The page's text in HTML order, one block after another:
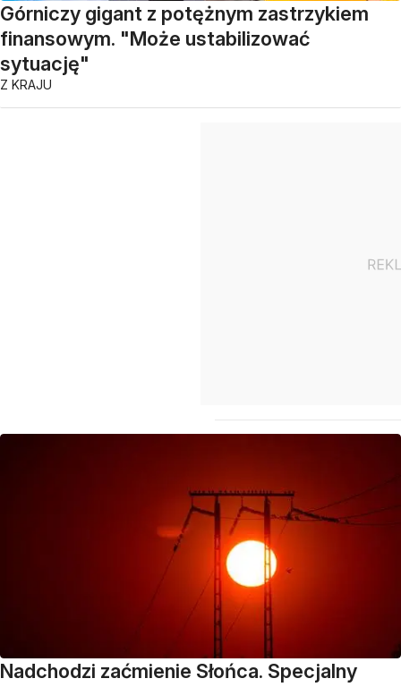
Górniczy gigant z potężnym zastrzykiem
finansowym. "Może ustabilizować
sytuację"
Z KRAJU
Nadchodzi zaćmienie Słońca. Specjalny